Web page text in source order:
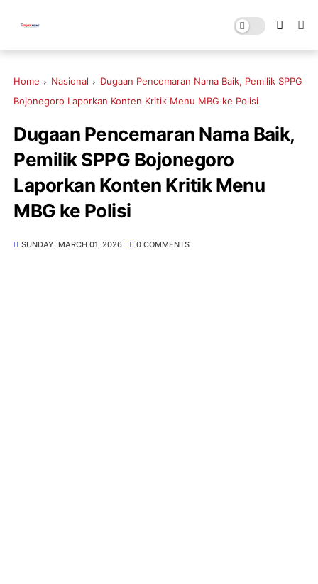
Home Nasional
Dugaan Pencemaran Nama Baik, Pemilik SPPG
Bojonegoro Laporkan Konten Kritik Menu MBG ke Polisi
Dugaan Pencemaran Nama Baik,
Pemilik SPPG Bojonegoro
Laporkan Konten Kritik Menu
MBG ke Polisi
SUNDAY, MARCH 01, 2026 0 COMMENTS